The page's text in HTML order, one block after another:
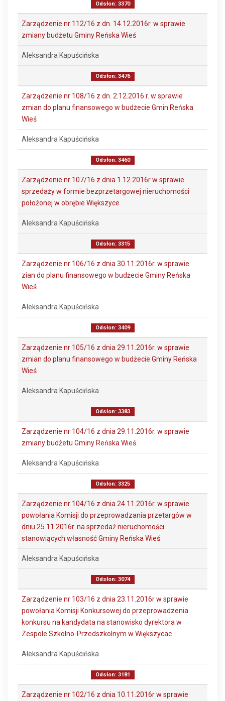
Odsłon: 3370
Zarządzenie nr 112/16 z dn. 14.12.2016r. w sprawie
zmiany budżetu Gminy Reńska Wieś
Aleksandra Kapuścińska
Odsłon: 3476
Zarządzenie nr 108/16 z dn. 2.12.2016 r. w sprawie
zmian do planu finansowego w budżecie Gmin Reńska
Wieś
Aleksandra Kapuścińska
Odsłon: 3460
Zarządzenie nr 107/16 z dnia 1.12.2016r w sprawie
sprzedaży w formie bezprzetargowej nieruchomości
położonej w obrębie Większyce
Aleksandra Kapuścińska
Odsłon: 3315
Zarządzenie nr 106/16 z dnia 30.11.2016r. w sprawie
zian do planu finansowego w budżecie Gminy Reńska
Wieś
Aleksandra Kapuścińska
Odsłon: 3409
Zarządzenie nr 105/16 z dnia 29.11.2016r. w sprawie
zmian do planu finansowego w budżecie Gminy Reńska
Wieś
Aleksandra Kapuścińska
Odsłon: 3383
Zarządzenie nr 104/16 z dnia 29.11.2016r. w sprawie
zmiany budżetu Gminy Reńska Wieś.
Aleksandra Kapuścińska
Odsłon: 3325
Zarządzenie nr 104/16 z dnia 24.11.2016r. w sprawie
powołania Komisji do przeprowadzania przetargów w
dniu 25.11.2016r. na sprzedaż nieruchomości
stanowiących własność Gminy Reńska Wieś
Aleksandra Kapuścińska
Odsłon: 3074
Zarządzenie nr 103/16 z dnia 23.11.2016r w sprawie
powołania Komisji Konkursowej do przeprowadzenia
konkursu na kandydata na stanowisko dyrektora w
Zespole Szkolno-Przedszkolnym w Większycac
Aleksandra Kapuścińska
Odsłon: 3181
Zarządzenie nr 102/16 z dnia 10.11.2016r w sprawie